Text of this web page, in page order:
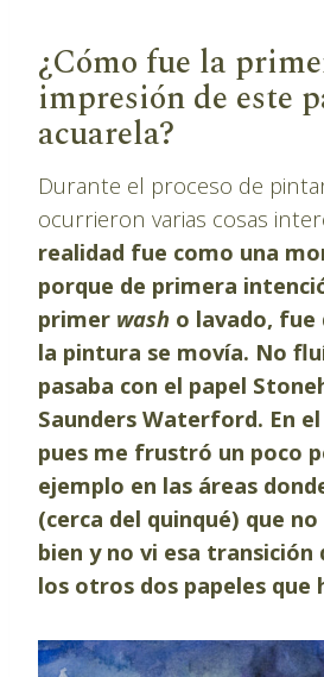
¿Cómo fue la
impresión de este
acuarela?
Durante el proceso de
ocurrieron varias cosas
realidad fue como una
porque de primera
primer wash o lavado,
la pintura se movía. No
pasaba con el papel
Saunders Waterford. En
pues me frustró un poco
ejemplo en las áreas
(cerca del quinqué) que
bien y no vi esa transición
los otros dos papeles que